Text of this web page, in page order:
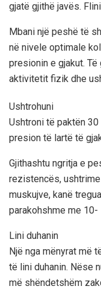
gjatë gjithë javës.
Mbani një peshë të
në nivele optimale
presionin e gjakut.
aktivitetit fizik dhe
Ushtrohuni
Ushtroni të paktën
presion të lartë të
Gjithashtu ngritja e
rezistencës,
muskujve, kanë
parakohshme me 10-
Lini duhanin
Një nga mënyrat më
të lini duhanin. Nëse
më shëndetshëm